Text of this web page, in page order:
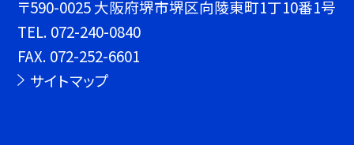
〒590-0025 大阪府堺市堺区向陵東町1丁10番1号
TEL. 072-240-0840
FAX. 072-252-6601
サイトマップ